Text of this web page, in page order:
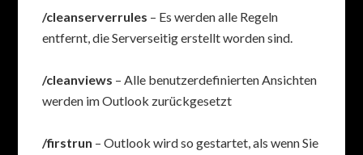
/cleanserverrules – Es werden alle Regeln
entfernt, die Serverseitig erstellt worden sind.
/cleanviews – Alle benutzerdefinierten Ansichten
werden im Outlook zurückgesetzt
/firstrun – Outlook wird so gestartet, als wenn Sie